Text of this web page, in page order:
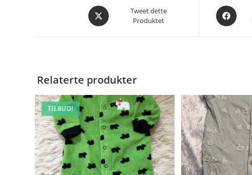
Åpnes
i
Tweet dette
Produktet
Åpnes
i
Relaterte produkter
TILBUD!